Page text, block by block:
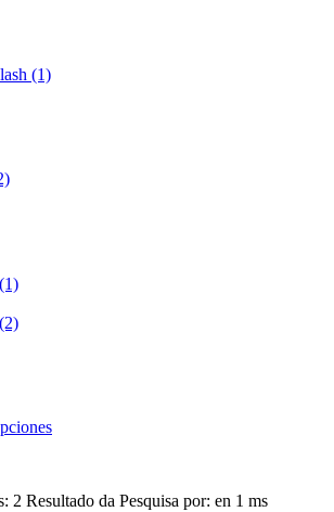
(1)
2 Resultado da Pesquisa por: en 1 ms